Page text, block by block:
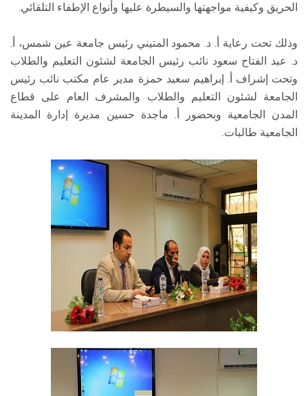
الحريق وكيفية مواجهتها والسيطرة عليها وأنواع الإطفاء التلقائي.
وذلك تحت رعاية أ. د. محمود المتيني رئيس جامعة عين شمس، أ.
د. عبد الفتاح سعود نائب رئيس الجامعة لشئون التعليم والطلاب
وتحت إشراف أ. إبراهيم سعيد حمزة مدير عام مكتب نائب رئيس
الجامعة لشئون التعليم والطلاب والمشرف العام على قطاع
المدن الجامعية وبحضور أ. ماجدة حسين مديرة إدارة المدينة
الجامعية طالبات.